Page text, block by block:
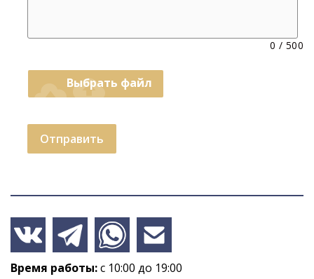
0 / 500
cloud_upload
Выбрать файл
Отправить
Время работы:с 10:00 до 19:00